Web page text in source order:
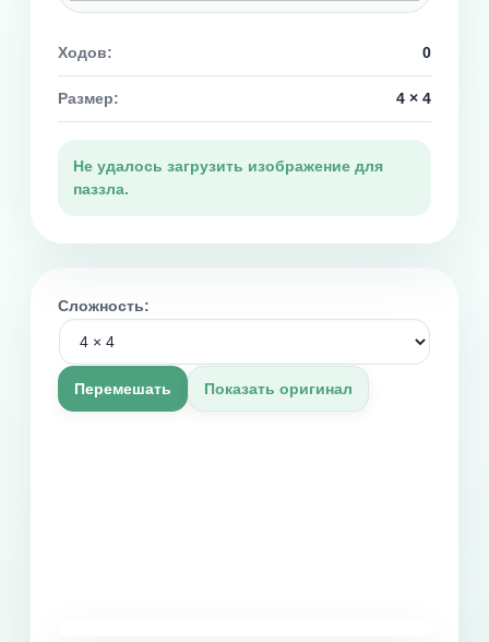
Сложность:
Перемешать Показать оригинал
Ходов: 0
Размер: 4 × 4
Не удалось загрузить изображение для
паззла.